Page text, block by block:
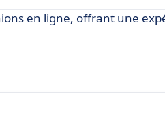
en ligne, offrant une